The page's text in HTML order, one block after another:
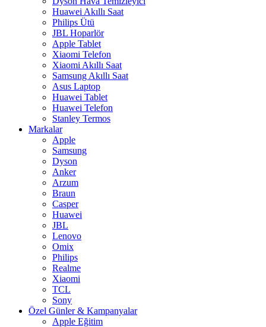
Huawei Akıllı Saat
Philips Ütü
JBL Hoparlör
Apple Tablet
Xiaomi Telefon
Xiaomi Akıllı Saat
Samsung Akıllı Saat
Asus Laptop
Huawei Tablet
Huawei Telefon
Stanley Termos
Markalar
Apple
Samsung
Dyson
Anker
Arzum
Braun
Casper
Huawei
JBL
Lenovo
Omix
Philips
Realme
Xiaomi
TCL
Sony
Özel Günler & Kampanyalar
Apple Eğitim